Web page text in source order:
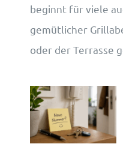
beginnt für viele
gemütlicher
oder der Terrasse